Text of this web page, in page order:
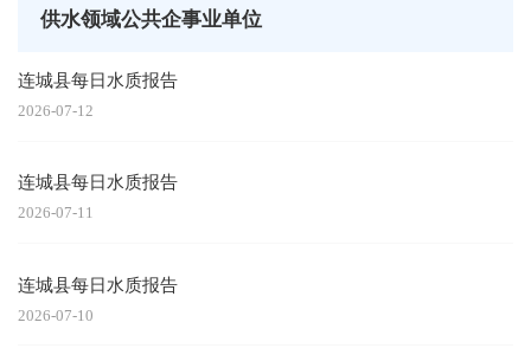
供水领域公共企事业单位
连城县每日水质报告
2026-07-12
连城县每日水质报告
2026-07-11
连城县每日水质报告
2026-07-10